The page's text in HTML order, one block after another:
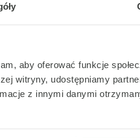
aby oferować funkcje
witryny, udostępniamy
z innymi danymi
choroby
zależy
jest przy pomocy
części siatkówki,